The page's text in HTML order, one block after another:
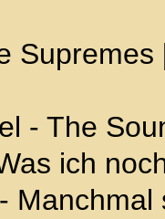
- The
ich